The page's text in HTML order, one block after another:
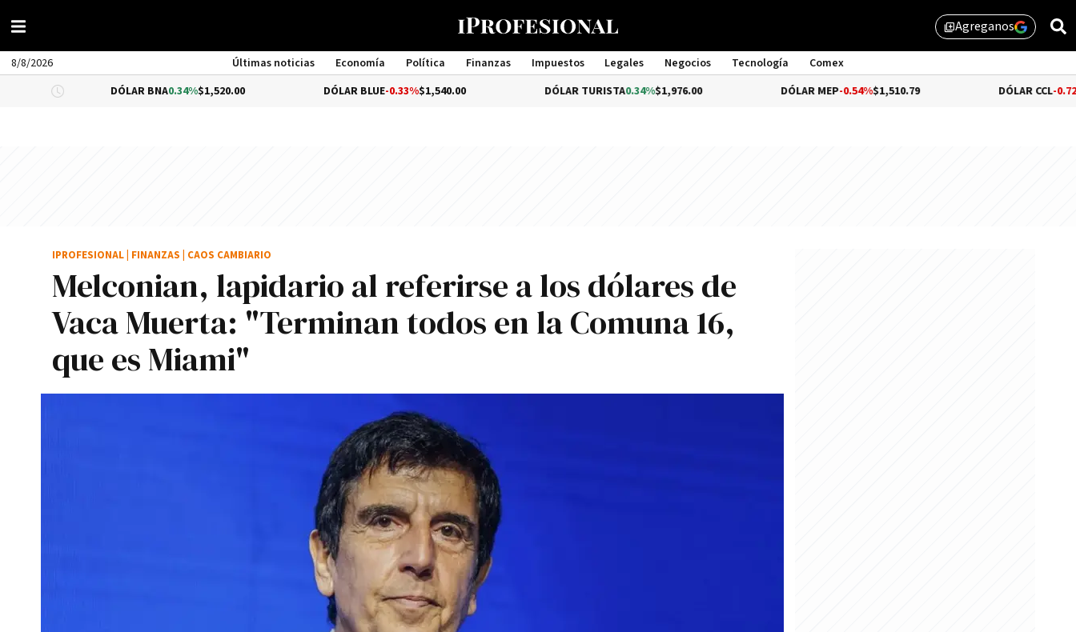
library_addAgreganos
8/8/2026 Últimas noticias Economía Política Finanzas Impuestos Legales Negocios Tecnología
Comex
Management
DÓLAR BNA0.34% $1,520.00 DÓLAR BLUE-0.33%$1,540.00 DÓLAR TURISTA0.34%$1,976.00 DÓLAR MEP-0.54%$1,510.79 DÓLAR CCL-0.72%
Melconian, lapidario al referirse a los dólares de
Vaca Muerta: "Terminan todos en la Comuna 16,
que es Miami"
IPROFESIONAL FINANZAS CAOS CAMBIARIO